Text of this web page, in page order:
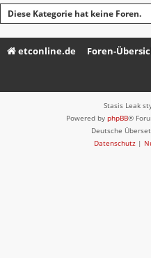
Diese Kategorie hat keine Foren.
etconline.de Foren-
Stasis Leak
Powered by phpBB®
Deutsche
Datenschutz |